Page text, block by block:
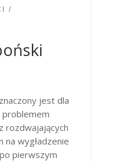
jest dla
problemem
rozdwajających
na wygładzenie
pierwszym